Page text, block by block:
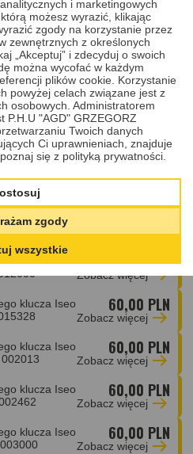
klucza Iseo
60,00 PLN
Zobaczwięcej
klucza Iseo
60,00 PLN
Zobaczwięcej
klucza Iseo
60,00 PLN
Zobaczwięcej
klucza Iseo
60,00 PLN
Zobaczwięcej
klucza Iseo
60,00 PLN
klucza Iseo
Zobaczwięcej
klucza Iseo
60,00 PLN
Zobaczwięcej
klucza Iseo
60,00 PLN
Zobacz więcej
klucza Iseo
60,00 PLN
Zobacz więcej
klucza Iseo
60,00 PLN
Zobacz więcej
klucza Iseo
60,00 PLN
Zobacz więcej
i marketingowych
możesz wyrazić, klikając
zgody na korzystanie przez
zewnętrznych z określonych
„Akceptuj” i zdecyduj o swoich
można wycofać w każdym
plików cookie. Korzystanie
powyżej celach związane jest z
osobowych. Administratorem
P.H.U "AGD" GRZEGORZ
Twoich danych
Ci uprawnieniach, znajduje
się z polityką prywatności.
zgody
wszystkie